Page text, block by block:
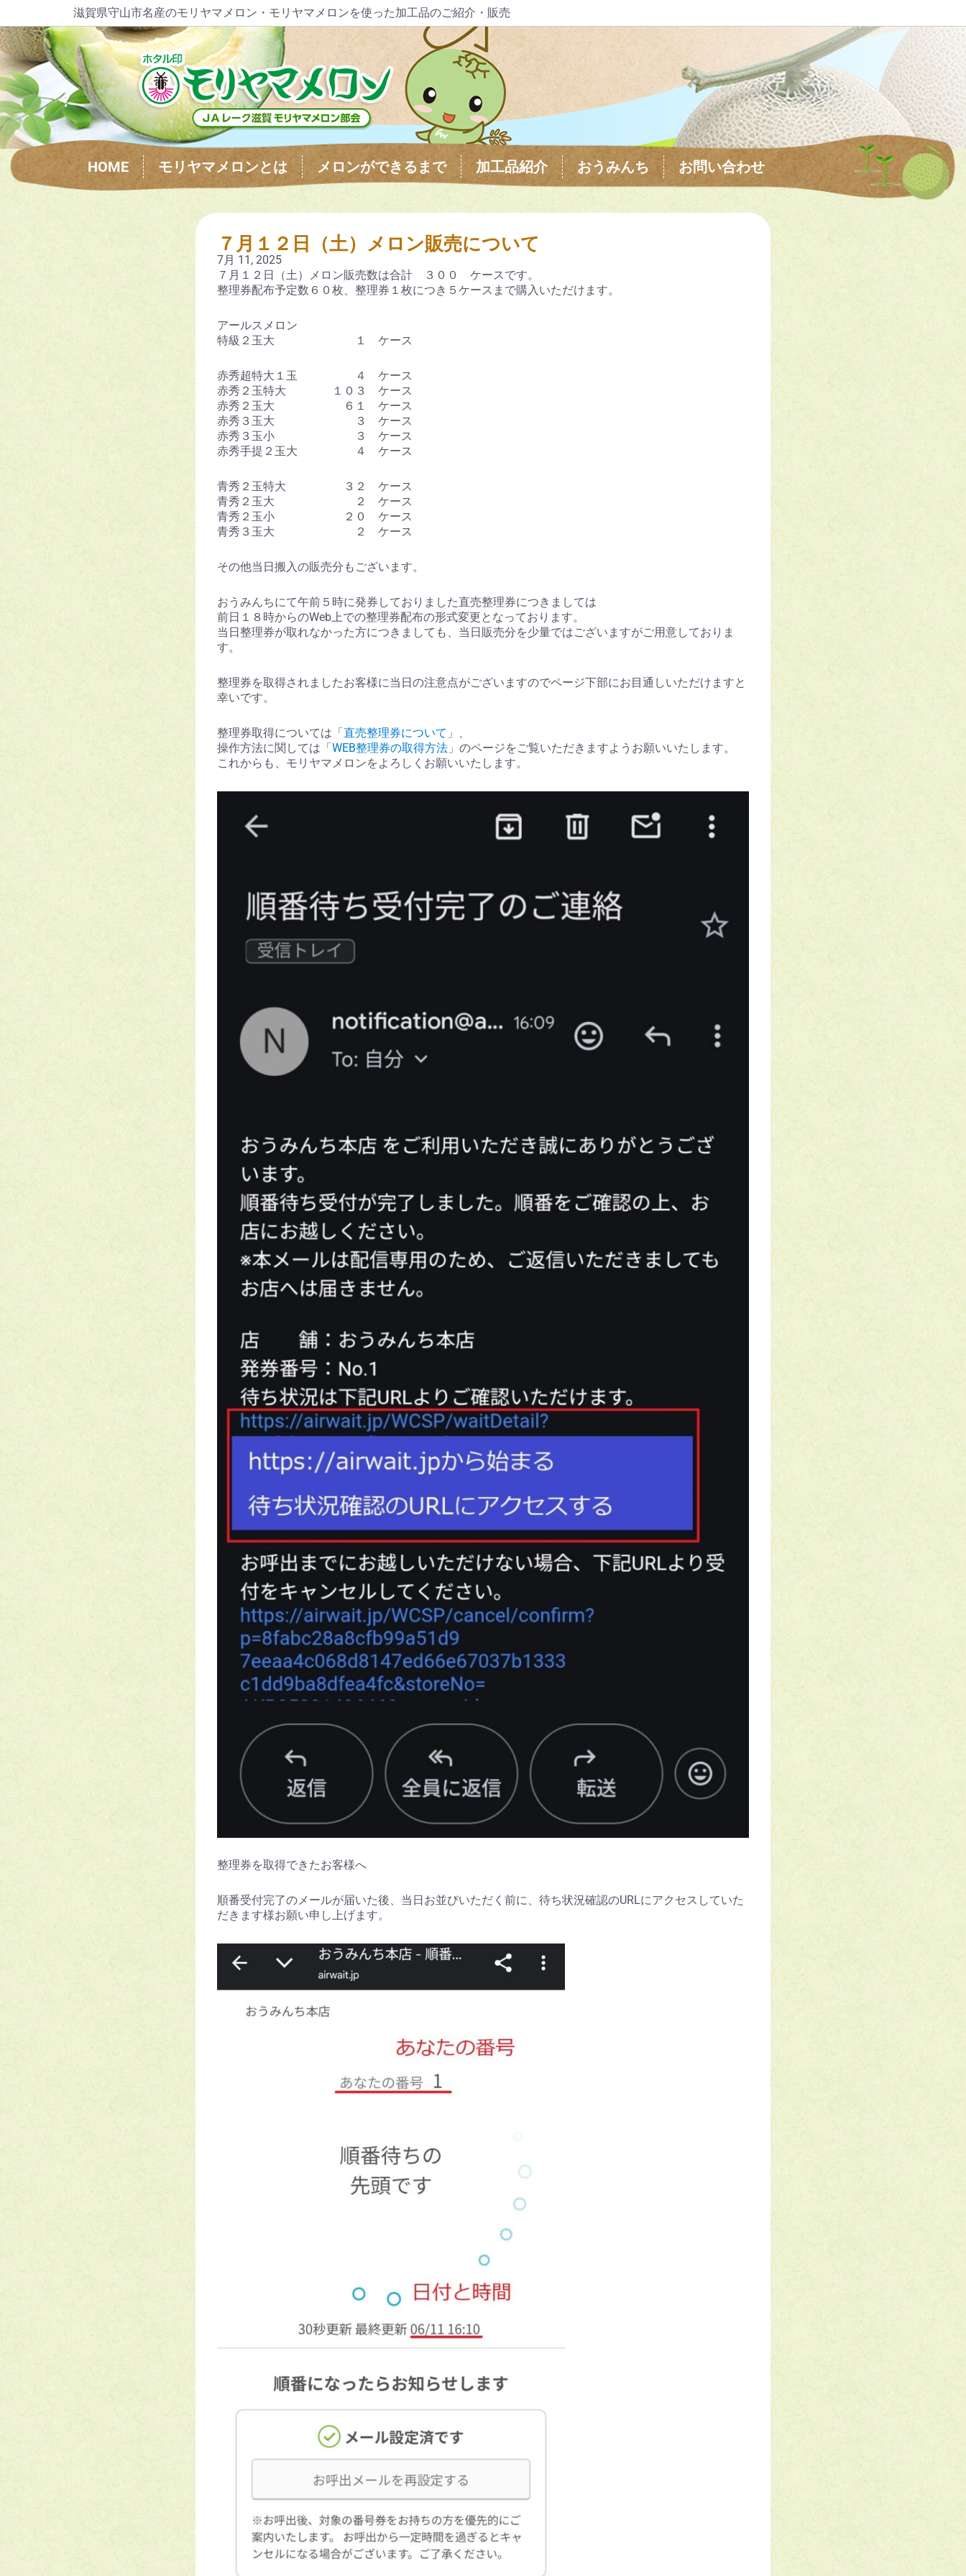
滋賀県守山市名産のモリヤマメロン・モリヤマメロンを使った加工品のご紹介・販売
HOME モリヤマメロンとは メロンができるまで 加工品紹介 おうみんち お問い合わせ
７月１２日（土）メロン販売について
7月 11, 2025
７月１２日（土）メロン販売数は合計 ３００ ケースです。
整理券配布予定数６０枚、整理券１枚につき５ケースまで購入いただけます。
アールスメロン
特級２玉大 １ ケース
赤秀超特大１玉 ４ ケース
赤秀２玉特大 １０３ ケース
赤秀２玉大 ６１ ケース
赤秀３玉大 ３ ケース
赤秀３玉小 ３ ケース
赤秀手提２玉大 ４ ケース
青秀２玉特大 ３２ ケース
青秀２玉大 ２ ケース
青秀２玉小 ２０ ケース
青秀３玉大 ２ ケース
その他当日搬入の販売分もございます。
おうみんちにて午前５時に発券しておりました直売整理券につきましては
前日１８時からのWeb上での整理券配布の形式変更となっております。
当日整理券が取れなかった方につきましても、当日販売分を少量ではございますがご用意しておりま
す。
整理券を取得されましたお客様に当日の注意点がございますのでページ下部にお目通しいただけますと
幸いです。
整理券取得については「直売整理券について 」、
操作方法に関しては「WEB整理券の取得方法 」のページをご覧いただきますようお願いいたします。
これからも、モリヤマメロンをよろしくお願いいたします。
整理券を取得できたお客様へ
順番受付完了のメールが届いた後、当日お並びいただく前に、待ち状況確認のURLにアクセスしていた
だきます様お願い申し上げます。